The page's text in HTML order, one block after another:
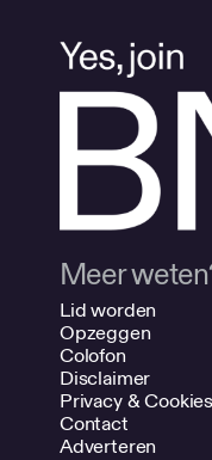
Meer
Lid worden
Opzeggen
Colofon
Disclaimer
Privacy & Cookies
Contact
Adverteren